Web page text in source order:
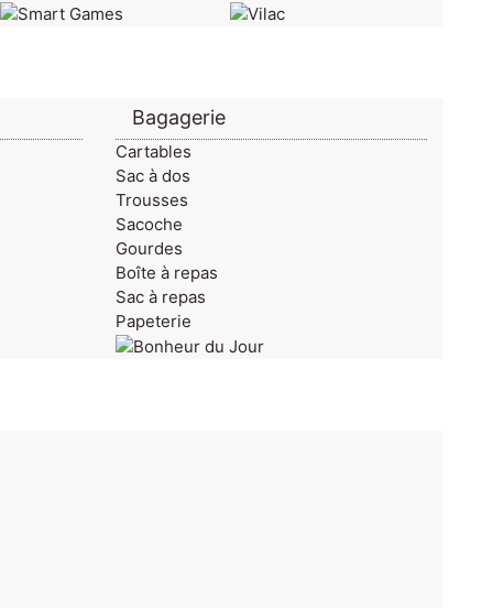
Bagagerie
Cartables
Sac à dos
Trousses
Sacoche
Gourdes
Boîte à repas
Sac à repas
Papeterie